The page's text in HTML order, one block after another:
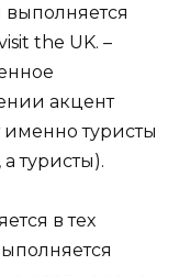
выполняется
the UK. –
акцент
именно туристы
туристы).
в тех